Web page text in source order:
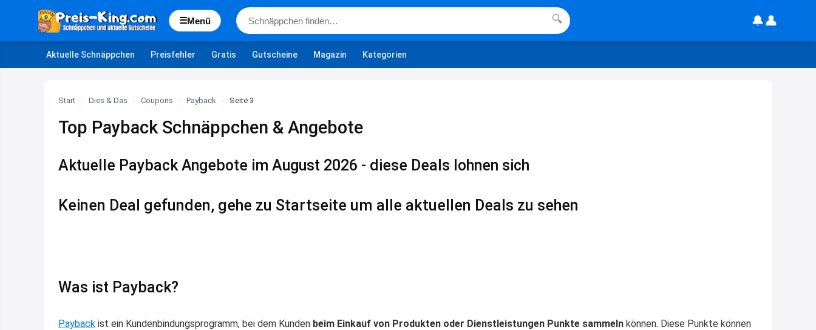
☰Menü 🔍 🔔👤
Aktuelle Schnäppchen Preisfehler Gratis Gutscheine Magazin Kategorien
Start - Dies & Das - Coupons - Payback - Seite 3
Top Payback Schnäppchen & Angebote
Aktuelle Payback Angebote im August 2026 - diese Deals lohnen sich
Keinen Deal gefunden, gehe zu Startseite um alle aktuellen Deals zu sehen
Was ist Payback?
Payback ist ein Kundenbindungsprogramm, bei dem Kunden beim Einkauf von Produkten oder Dienstleistungen Punkte sammeln können. Diese Punkte können
Gratis Lindani Lineal